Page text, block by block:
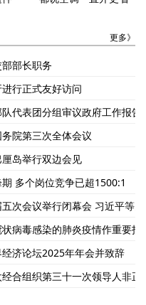
更多》
部长职务
行正式友好访问
代表团分组审议政府工作报告
院第三次全体会议
岛举行双边会见
多个岗位竞争已超1500:1
病毒感染的肺炎疫情作重要指示
济论坛2025年年会并致辞